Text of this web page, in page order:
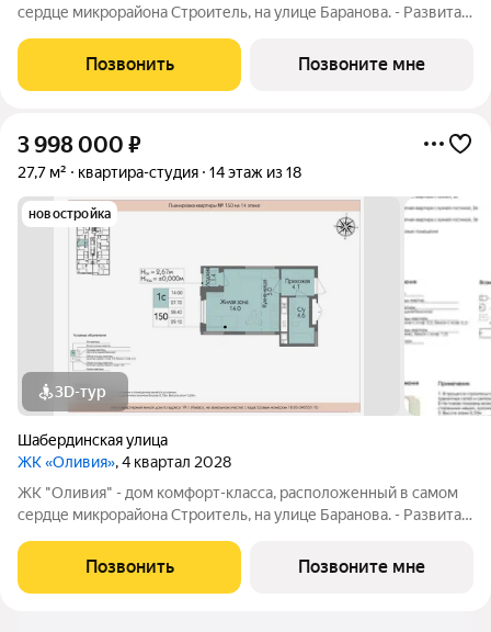
сердце микрорайона Строитель, на улице Баранова. - Развитая
Матрица, остановки общественного транспорта, поликлиники
для взрослых и
Позвонить Позвоните мне
3 998 000 ₽
27,7 м² квартира-студия 14 этаж из 18
новостройка
3D-тур
Шабердинская улица
ЖК «Оливия», 4 квартал 2028
ЖК "Оливия" - дом комфорт-класса, расположенный в самом
сердце микрорайона Строитель, на улице Баранова. - Развитая
Матрица, остановки общественного транспорта, поликлиники
для взрослых и
Позвонить Позвоните мне